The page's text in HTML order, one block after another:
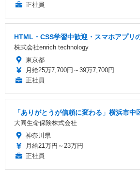
正社員
HTML・CSS学習中歓迎・スマホアプリ
株式会社enrich technology
東京都
月給25万7,700円～39万7,700円
正社員
「ありがとうが信頼に変わる」横浜市
大同生命保険株式会社
神奈川県
月給21万円～23万円
正社員